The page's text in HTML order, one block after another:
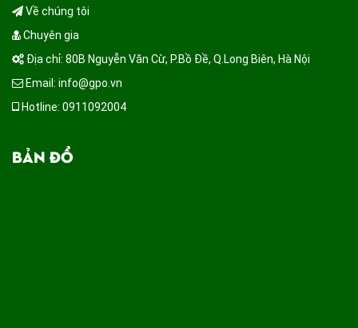
Về chúng tôi
Chuyên gia
Địa chỉ: 80B Nguyễn Văn Cừ, P.Bồ Đề, Q.Long Biên, Hà Nội
Email: info@gpo.vn
Hotline: 0911092004
BẢN ĐỒ